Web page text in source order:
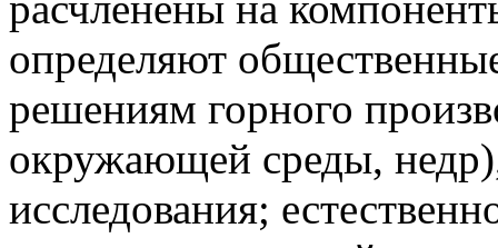
определяют
решениям горного
окружающей среды,
исследования;